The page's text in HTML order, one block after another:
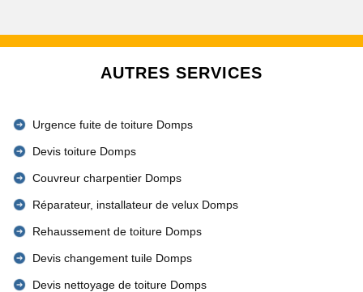
AUTRES SERVICES
Urgence fuite de toiture Domps
Devis toiture Domps
Couvreur charpentier Domps
Réparateur, installateur de velux Domps
Rehaussement de toiture Domps
Devis changement tuile Domps
Devis nettoyage de toiture Domps